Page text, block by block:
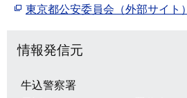
東京都公安委員会（外部サイト）
情報発信元
牛込警察署